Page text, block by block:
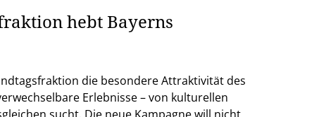
hebt Bayerns
die besondere Attraktivität des
Erlebnisse – von kulturellen